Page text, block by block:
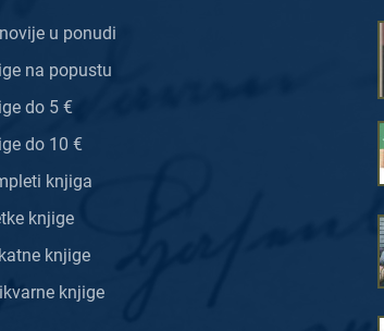
u ponudi
na popustu
do 5 €
do 10 €
knjiga
knjige
knjige
knjige